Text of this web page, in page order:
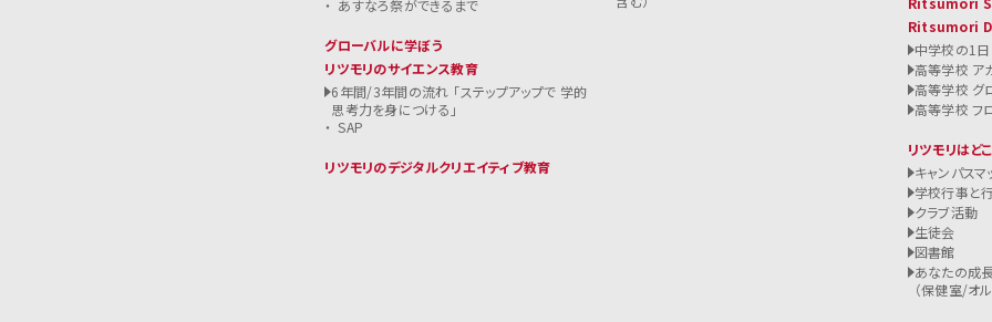
あすなろ祭ができるまで
グローバルに学ぼう
リツモリのサイエンス教育
6年間/3年間の流れ 「ステップアップで 学的
思考力を身につける」
SAP
リツモリのデジタルクリエイティブ教育
Ritsumori
中学校の1日
高等学校 ア
高等学校 グ
高等学校 フ
リツモリはど
キャンパスマ
学校行事と
クラブ活動
生徒会
図書館
あなたの成
（保健室/オ